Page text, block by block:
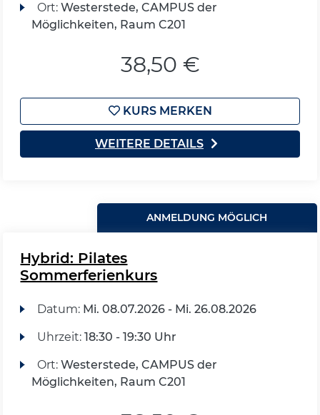
Ort: Westerstede, CAMPUS der
Möglichkeiten, Raum C201
38,50 €
KURS MERKEN
WEITERE DETAILS
ANMELDUNG MÖGLICH
Hybrid: Pilates
Sommerferienkurs
Datum: Mi. 08.07.2026 - Mi. 26.08.2026
Uhrzeit: 18:30 - 19:30 Uhr
Ort: Westerstede, CAMPUS der
Möglichkeiten, Raum C201